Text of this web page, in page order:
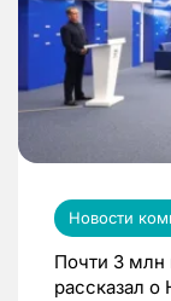
Новости
Почти 3
рассказал